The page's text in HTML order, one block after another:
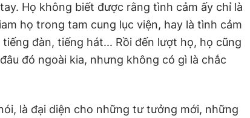
Họ không biết được rằng tình cảm ấy chỉ là
họ trong tam cung lục viện, hay là tình cảm
đàn, tiếng hát... Rồi đến lượt họ, họ cũng
đó ngoài kia, nhưng không có gì là chắc
là đại diện cho những tư tưởng mới, những